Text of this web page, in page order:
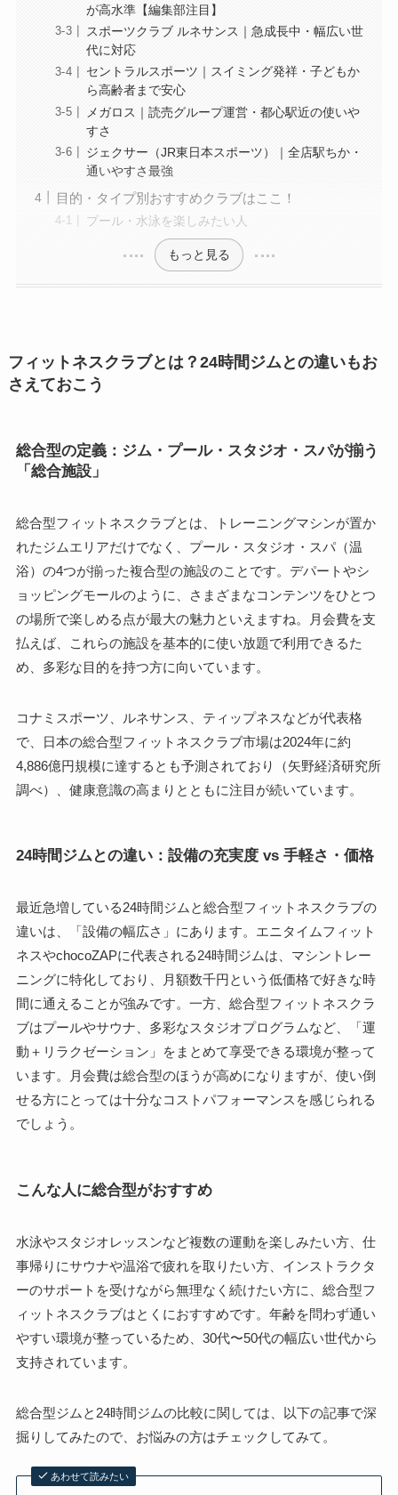
が高水準【編集部注目】
スポーツクラブ ルネサンス｜急成長中・幅広い世
代に対応
セントラルスポーツ｜スイミング発祥・子どもか
ら高齢者まで安心
メガロス｜読売グループ運営・都心駅近の使いや
すさ
ジェクサー（JR東日本スポーツ）｜全店駅ちか・
通いやすさ最強
目的・タイプ別おすすめクラブはここ！
プール・水泳を楽しみたい人
もっと見る
フィットネスクラブとは？24時間ジムとの違いもお
さえておこう
総合型の定義：ジム・プール・スタジオ・スパが揃う
「総合施設」
総合型フィットネスクラブとは、トレーニングマシンが置か
れたジムエリアだけでなく、プール・スタジオ・スパ（温
浴）の4つが揃った複合型の施設のことです。デパートやシ
ョッピングモールのように、さまざまなコンテンツをひとつ
の場所で楽しめる点が最大の魅力といえますね。月会費を支
払えば、これらの施設を基本的に使い放題で利用できるた
め、多彩な目的を持つ方に向いています。
コナミスポーツ、ルネサンス、ティップネスなどが代表格
で、日本の総合型フィットネスクラブ市場は2024年に約
4,886億円規模に達するとも予測されており（矢野経済研究所
調べ）、健康意識の高まりとともに注目が続いています。
24時間ジムとの違い：設備の充実度 vs 手軽さ・価格
最近急増している24時間ジムと総合型フィットネスクラブの
違いは、「設備の幅広さ」にあります。エニタイムフィット
ネスやchocoZAPに代表される24時間ジムは、マシントレー
ニングに特化しており、月額数千円という低価格で好きな時
間に通えることが強みです。一方、総合型フィットネスクラ
ブはプールやサウナ、多彩なスタジオプログラムなど、「運
動＋リラクゼーション」をまとめて享受できる環境が整って
います。月会費は総合型のほうが高めになりますが、使い倒
せる方にとっては十分なコストパフォーマンスを感じられる
でしょう。
こんな人に総合型がおすすめ
水泳やスタジオレッスンなど複数の運動を楽しみたい方、仕
事帰りにサウナや温浴で疲れを取りたい方、インストラクタ
ーのサポートを受けながら無理なく続けたい方に、総合型フ
ィットネスクラブはとくにおすすめです。年齢を問わず通い
やすい環境が整っているため、30代〜50代の幅広い世代から
支持されています。
総合型ジムと24時間ジムの比較に関しては、以下の記事で深
掘りしてみたので、お悩みの方はチェックしてみて。
あわせて読みたい